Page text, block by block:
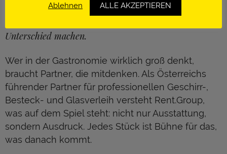
„Wir liefern nicht Geschirr. Wir liefern den ersten
Unterschied machen.
Wer in der Gastronomie wirklich groß denkt,
braucht Partner, die mitdenken. Als Österreichs
führender Partner für professionellen Geschirr-,
Besteck- und Glasverleih versteht Rent.Group,
was auf dem Spiel steht: nicht nur Ausstattung,
sondern Ausdruck. Jedes Stück ist Bühne für das,
was danach kommt.
Ablehnen ALLE AKZEPTIEREN